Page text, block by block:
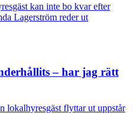
kan inte bo kvar efter
Lagerström reder ut
– har jag rätt
flyttar ut uppstår